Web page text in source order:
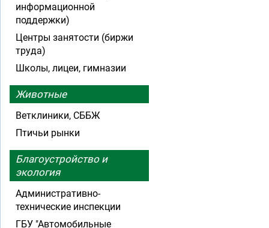
информационной
поддержки)
Центры занятости (биржи
труда)
Школы, лицеи, гимназии
Животные
Ветклиники, СББЖ
Птичьи рынки
Благоустройство и
экология
Административно-
технические инспекции
ГБУ "Автомобильные